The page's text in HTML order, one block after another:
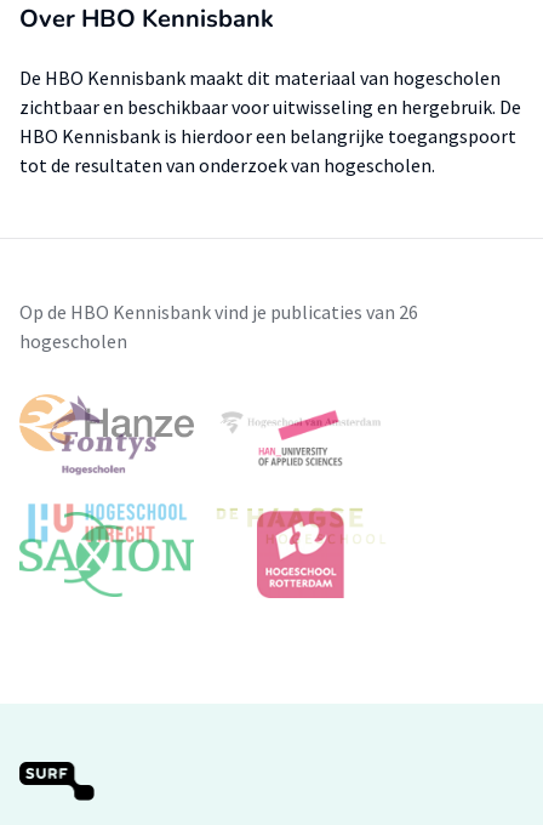
Over HBO Kennisbank
De HBO Kennisbank maakt dit materiaal van hogescholen
zichtbaar en beschikbaar voor uitwisseling en hergebruik. De
HBO Kennisbank is hierdoor een belangrijke toegangspoort
tot de resultaten van onderzoek van hogescholen.
Op de HBO Kennisbank vind je publicaties van 26
hogescholen